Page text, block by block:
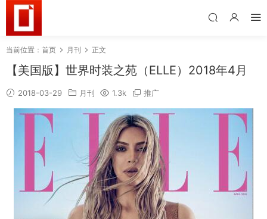
当前位置： 首页 月刊 正文
【美国版】世界时装之苑（ELLE）2018年4月
2018-03-29 月刊 1.3k 推广